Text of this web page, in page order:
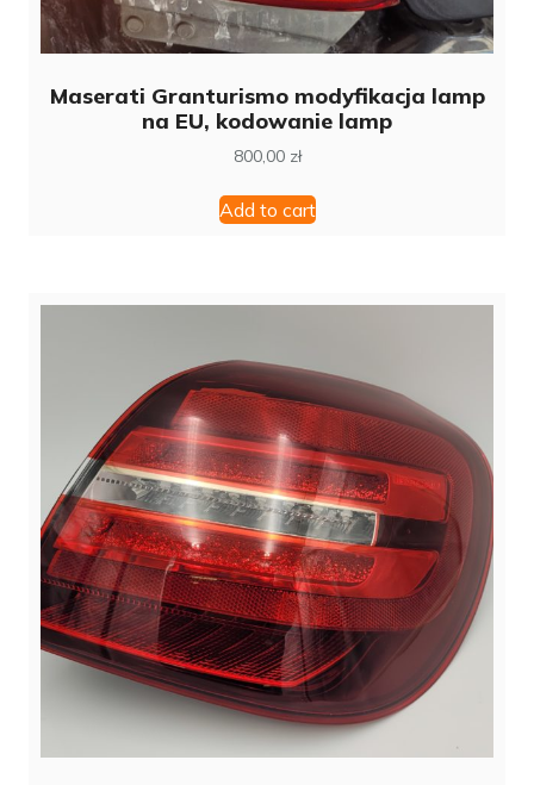
Maserati Granturismo modyfikacja lamp
na EU, kodowanie lamp
800,00 zł
Add to cart